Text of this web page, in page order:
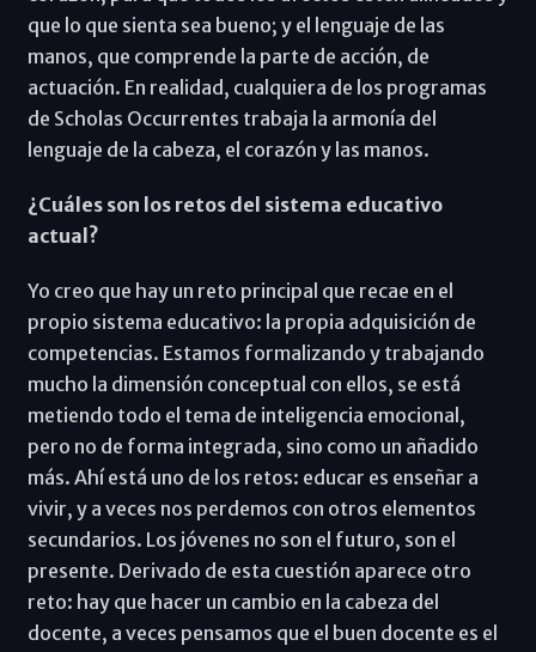
que lo que sienta sea bueno; y el lenguaje de las
manos, que comprende la parte de acción, de
actuación. En realidad, cualquiera de los programas
de Scholas Occurrentes trabaja la armonía del
lenguaje de la cabeza, el corazón y las manos.
¿Cuáles son los retos del sistema educativo
actual?
Yo creo que hay un reto principal que recae en el
propio sistema educativo: la propia adquisición de
competencias. Estamos formalizando y trabajando
mucho la dimensión conceptual con ellos, se está
metiendo todo el tema de inteligencia emocional,
pero no de forma integrada, sino como un añadido
más. Ahí está uno de los retos: educar es enseñar a
vivir, y a veces nos perdemos con otros elementos
secundarios. Los jóvenes no son el futuro, son el
presente. Derivado de esta cuestión aparece otro
reto: hay que hacer un cambio en la cabeza del
docente, a veces pensamos que el buen docente es el